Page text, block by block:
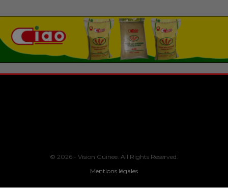
© 2026 - Vision Guinee. All Rights Reserved.
Mentions légales